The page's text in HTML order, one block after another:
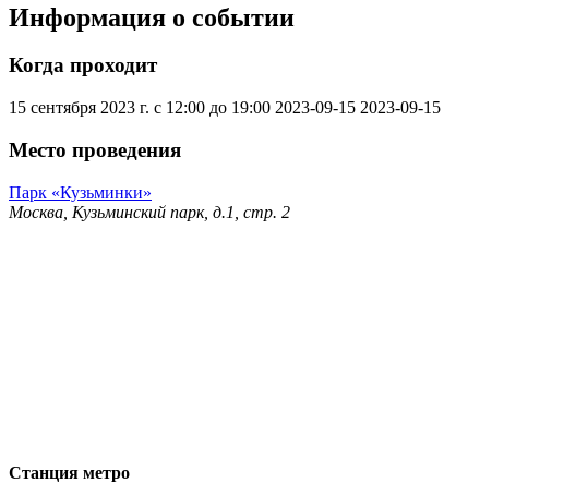
Информация о событии
Когда проходит
15 сентября 2023 г. с 12:00 до 19:00 2023-09-15 2023-09-15
Место проведения
Парк «Кузьминки»
Москва, Кузьминский парк, д.1, стр. 2
Станция метро